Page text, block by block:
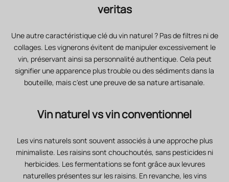
veritas
Une autre caractéristique clé du vin naturel ? Pas de filtres ni de
collages. Les vignerons évitent de manipuler excessivement le
vin, préservant ainsi sa personnalité authentique. Cela peut
signifier une apparence plus trouble ou des sédiments dans la
bouteille, mais c'est une preuve de sa nature artisanale.
Vin naturel vs vin conventionnel
Les vins naturels sont souvent associés à une approche plus
minimaliste. Les raisins sont chouchoutés, sans pesticides ni
herbicides. Les fermentations se font grâce aux levures
naturelles présentes sur les raisins. En revanche, les vins